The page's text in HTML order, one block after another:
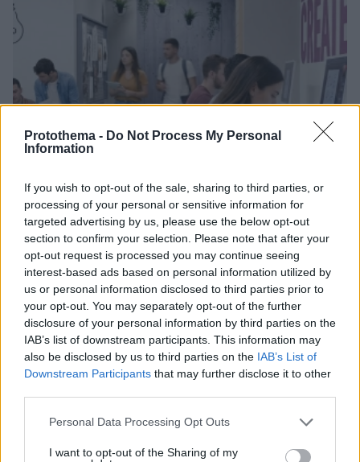
Protothema - Do Not Process My Personal
Information
If you wish to opt-out of the sale, sharing to third parties, or
processing of your personal or sensitive information for
targeted advertising by us, please use the below opt-out
section to confirm your selection. Please note that after your
opt-out request is processed you may continue seeing
interest-based ads based on personal information utilized by
us or personal information disclosed to third parties prior to
your opt-out. You may separately opt-out of the further
disclosure of your personal information by third parties on the
IAB’s list of downstream participants. This information may
also be disclosed by us to third parties on the IAB’s List of
Downstream Participants that may further disclose it to other
Please note that this website/app uses one or more Google
not limited to your visit or usage behaviour. You may click to
Personal Data Processing Opt Outs
I want to opt-out of the Sharing of my
Κάτι αλλάζει στον χάρτη της πανεπιστημιακής εκπαίδευσης
στην Ελλάδα
03.08.2026, 11:06
Εθνική Τράπεζα: Η κορυφαία επιλογή για τη χρηματοδότηση
μεγάλων έργων
30.07.2026, 15:25
Διασκεδάζουμε υπεύθυνα, επιστρέφουμε με ασφάλεια